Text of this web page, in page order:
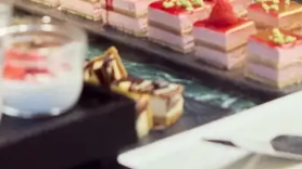
frisdranken, huiswijn, bier, koffie en